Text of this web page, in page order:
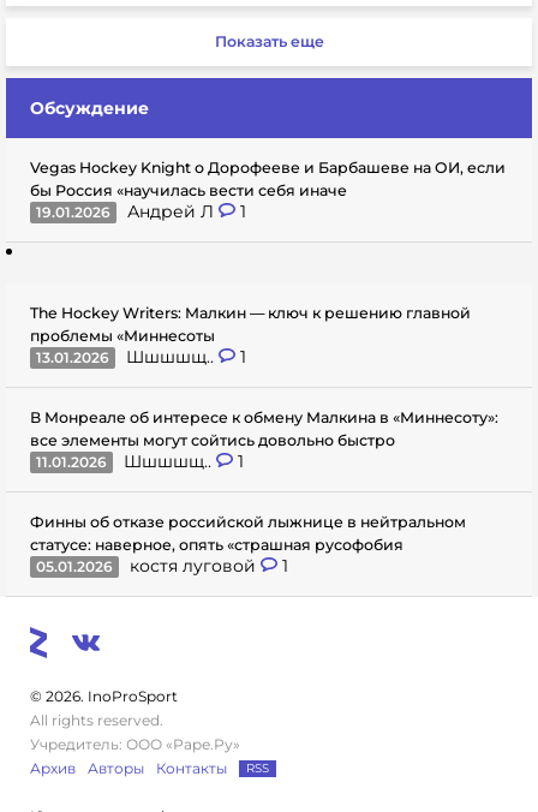
Показать еще
Обсуждение
Vegas Hockey Knight о Дорофееве и Барбашеве на ОИ, если
бы Россия «научилась вести себя иначе
19.01.2026
Андрей Л 1
The Hockey Writers: Малкин — ключ к решению главной
проблемы «Миннесоты
13.01.2026
Шшшшщ.. 1
В Монреале об интересе к обмену Малкина в «Миннесоту»:
все элементы могут сойтись довольно быстро
11.01.2026
Шшшшщ.. 1
Финны об отказе российской лыжнице в нейтральном
статусе: наверное, опять «страшная русофобия
05.01.2026
костя луговой 1
© 2026. InoProSport
All rights reserved.
Учредитель: ООО «Раре.Ру»
Архив
Авторы Контакты RSS